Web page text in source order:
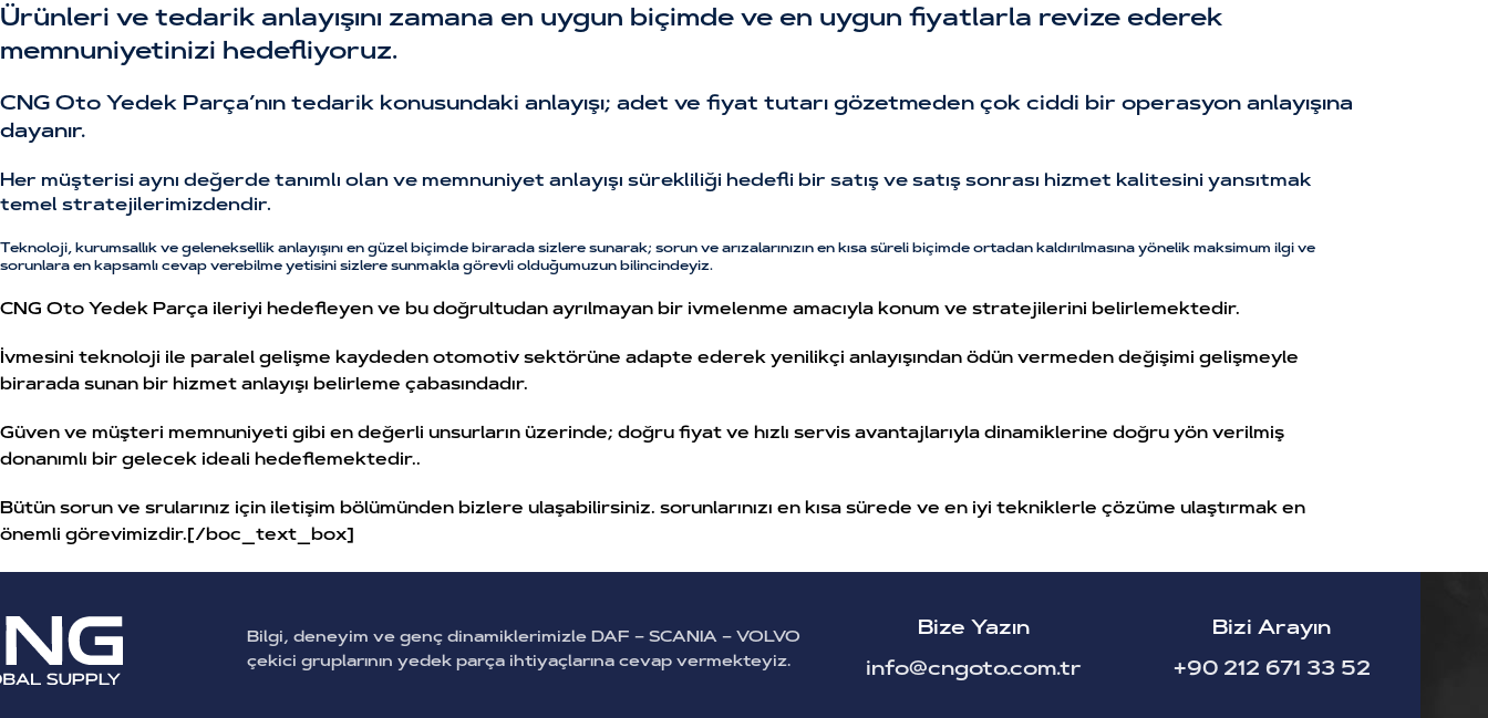
Ürünleri ve tedarik anlayışını zamana en uygun biçimde ve en uygun fiyatlarla revize ederek
memnuniyetinizi hedefliyoruz.
CNG Oto Yedek Parça’nın tedarik konusundaki anlayışı; adet ve fiyat tutarı gözetmeden çok ciddi bir operasyon anlayışına
dayanır.
Her müşterisi aynı değerde tanımlı olan ve memnuniyet anlayışı sürekliliği hedefli bir satış ve satış sonrası hizmet kalitesini yansıtmak
temel stratejilerimizdendir.
Teknoloji, kurumsallık ve geleneksellik anlayışını en güzel biçimde birarada sizlere sunarak; sorun ve arızalarınızın en kısa süreli biçimde ortadan kaldırılmasına yönelik maksimum ilgi ve
sorunlara en kapsamlı cevap verebilme yetisini sizlere sunmakla görevli olduğumuzun bilincindeyiz.
CNG Oto Yedek Parça ileriyi hedefleyen ve bu doğrultudan ayrılmayan bir ivmelenme amacıyla konum ve stratejilerini belirlemektedir.
İvmesini teknoloji ile paralel gelişme kaydeden otomotiv sektörüne adapte ederek yenilikçi anlayışından ödün vermeden değişimi gelişmeyle
birarada sunan bir hizmet anlayışı belirleme çabasındadır.
Güven ve müşteri memnuniyeti gibi en değerli unsurların üzerinde; doğru fiyat ve hızlı servis avantajlarıyla dinamiklerine doğru yön verilmiş
donanımlı bir gelecek ideali hedeflemektedir..
Bütün sorun ve srularınız için iletişim bölümünden bizlere ulaşabilirsiniz. sorunlarınızı en kısa sürede ve en iyi tekniklerle çözüme ulaştırmak en
önemli görevimizdir.[/boc_text_box]
Bilgi, deneyim ve genç dinamiklerimizle DAF – SCANIA – VOLVO
çekici gruplarının yedek parça ihtiyaçlarına cevap vermekteyiz.
Bize Yazın
info@cngoto.com.tr
Bizi Arayın
+90 212 671 33 52